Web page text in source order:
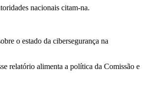
nacionais citam-na.
o estado da cibersegurança na
relatório alimenta a política da Comissão e